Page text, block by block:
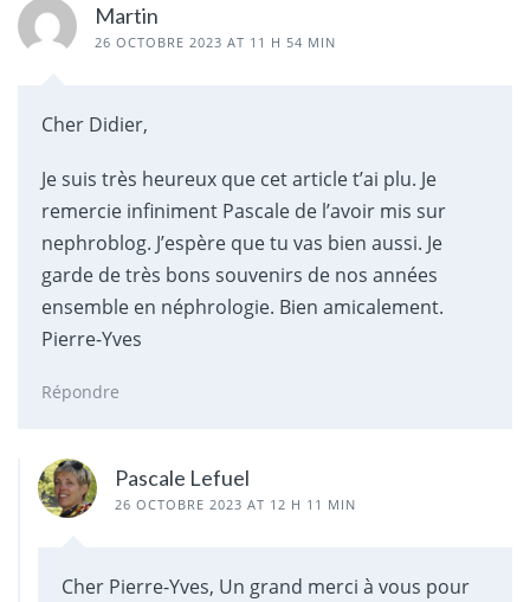
Martin
26 OCTOBRE 2023 AT 11 H 54 MIN
Cher Didier,
Je suis très heureux que cet article t’ai plu. Je
remercie infiniment Pascale de l’avoir mis sur
nephroblog. J’espère que tu vas bien aussi. Je
garde de très bons souvenirs de nos années
ensemble en néphrologie. Bien amicalement.
Pierre-Yves
Répondre
Pascale Lefuel
26 OCTOBRE 2023 AT 12 H 11 MIN
Cher Pierre-Yves, Un grand merci à vous pour